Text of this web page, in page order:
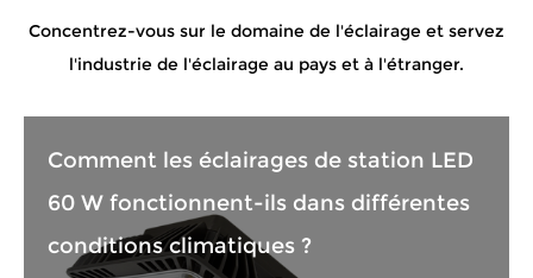
Concentrez-vous sur le domaine de l'éclairage et servez
l'industrie de l'éclairage au pays et à l'étranger.
Comment les éclairages de station LED
60 W fonctionnent-ils dans différentes
conditions climatiques ?